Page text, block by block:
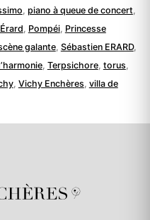
, piano à queue de concert,
, Pompéi, Princesse
galante, Sébastien ERARD,
, Terpsichore, torus,
, Vichy Enchères, villa de